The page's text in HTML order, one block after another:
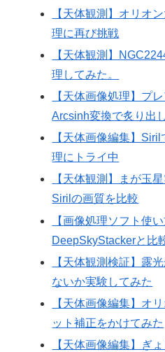
【天体観測】オリオ
理に再び挑戦
【天体観測】
理してみた。
【天体画像処理】プ
Arcsinh変換で炙り出
【天体画像編集】
理にトライ中
【天体観測】まが玉
Sirilの画質を比較
【画像処理ソフト使
DeepSkyStackerと比
【天体観測検証】露
ないか実験してみた
【天体画像編集】オ
ット補正をかけてみた
【天体画像編集】ぎ